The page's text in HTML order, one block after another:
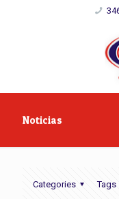
Noticias
Categories Tags